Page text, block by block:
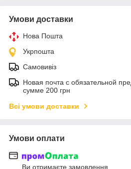
Умови доставки
Нова Пошта
Укрпошта
Самовивіз
Новая почта с обязательной
сумме 200 грн
Всі умови доставки
Умови оплати
Ви отримаєте замовлення